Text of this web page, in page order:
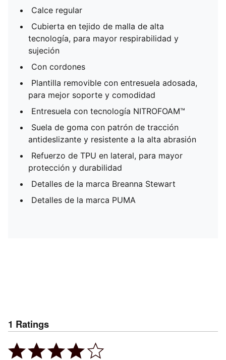
Calce regular
Cubierta en tejido de malla de alta
tecnología, para mayor respirabilidad y
sujeción
Con cordones
Plantilla removible con entresuela adosada,
para mejor soporte y comodidad
Entresuela con tecnología NITROFOAM™
Suela de goma con patrón de tracción
antideslizante y resistente a la alta abrasión
Refuerzo de TPU en lateral, para mayor
protección y durabilidad
Detalles de la marca Breanna Stewart
Detalles de la marca PUMA
1 Ratings